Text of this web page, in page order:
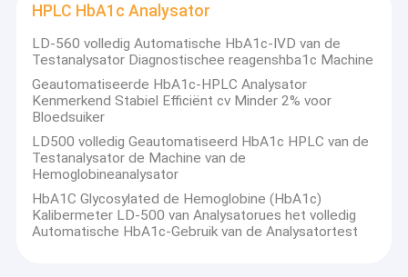
HPLC HbA1c Analysator
LD-560 volledig Automatische HbA1c-IVD van de
Testanalysator Diagnostischee reagenshba1c Machine
Geautomatiseerde HbA1c-HPLC Analysator
Kenmerkend Stabiel Efficiënt cv Minder 2% voor
Bloedsuiker
LD500 volledig Geautomatiseerd HbA1c HPLC van de
Testanalysator de Machine van de
Hemoglobineanalysator
HbA1C Glycosylated de Hemoglobine (HbA1c)
Kalibermeter LD-500 van Analysatorues het volledig
Automatische HbA1c-Gebruik van de Analysatortest